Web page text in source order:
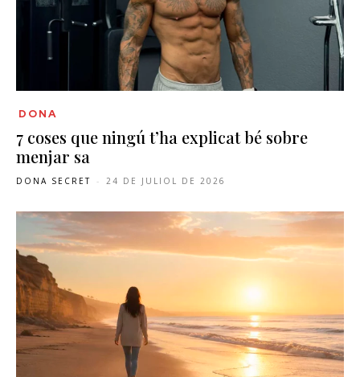
DONA
7 coses que ningú t’ha explicat bé sobre
menjar sa
DONA SECRET - 24 DE JULIOL DE 2026